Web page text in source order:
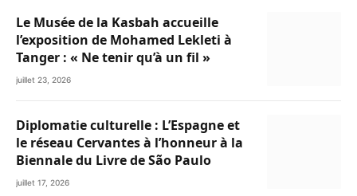
Le Musée de la Kasbah accueille
l’exposition de Mohamed Lekleti à
Tanger : « Ne tenir qu’à un fil »
juillet 23, 2026
Diplomatie culturelle : L’Espagne et
le réseau Cervantes à l’honneur à la
Biennale du Livre de São Paulo
juillet 17, 2026